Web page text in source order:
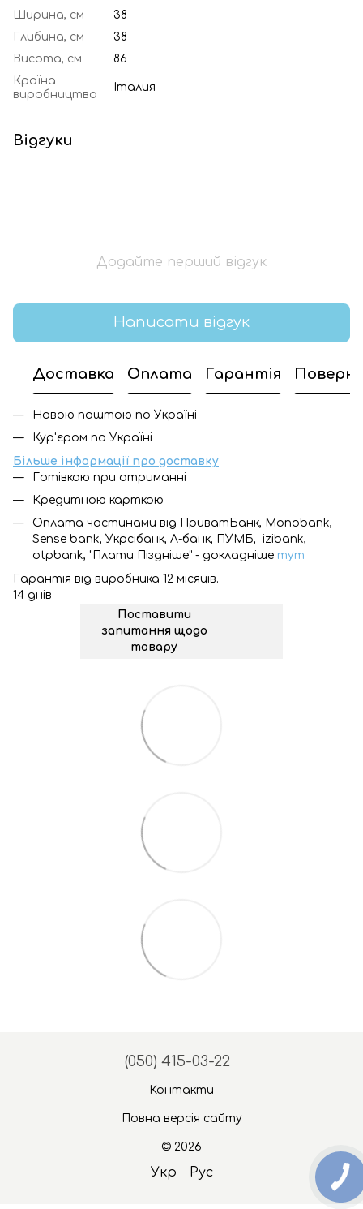
Ширина, см
38
Глибина, см
38
Висота, см
86
Країна
виробництва
Італия
Відгуки
Додайте перший відгук
Написати відгук
Доставка Оплата Гарантія
Новою поштою по Україні
Кур'єром по Україні
Більше інформації про доставку
Готівкою при отриманні
Кредитною карткою
Оплата частинами від ПриватБанк, Monobank,
Sense bank, Укрсібанк, А-банк, ПУМБ, izibank,
otpbank, "Плати Піздніше" - докладніше тут
Гарантія від виробника 12 місяців.
14 днів
Поставити
запитання щодо
товару
(050) 415-03-22
Контакти
Повна версія сайту
© 2026
Укр Рус